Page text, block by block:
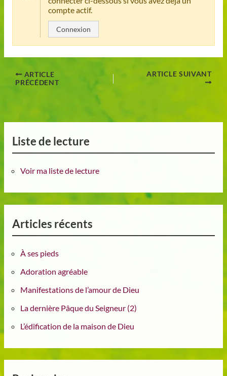
compte actif.
Connexion
ARTICLE
PRÉCÉDENT
ARTICLE SUIVANT
Liste de lecture
Voir ma liste de lecture
Articles récents
À ses pieds
Adoration agréable
Manifestations de l’amour de Dieu
La dernière Pâque du Seigneur (2)
L’édification de la maison de Dieu